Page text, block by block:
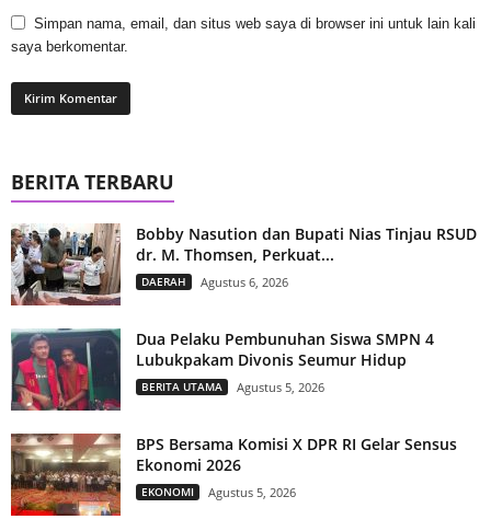
Simpan nama, email, dan situs web saya di browser ini untuk lain kali
saya berkomentar.
BERITA TERBARU
Bobby Nasution dan Bupati Nias Tinjau RSUD
dr. M. Thomsen, Perkuat...
DAERAH Agustus 6, 2026
Dua Pelaku Pembunuhan Siswa SMPN 4
Lubukpakam Divonis Seumur Hidup
BERITA UTAMA Agustus 5, 2026
BPS Bersama Komisi X DPR RI Gelar Sensus
Ekonomi 2026
EKONOMI Agustus 5, 2026